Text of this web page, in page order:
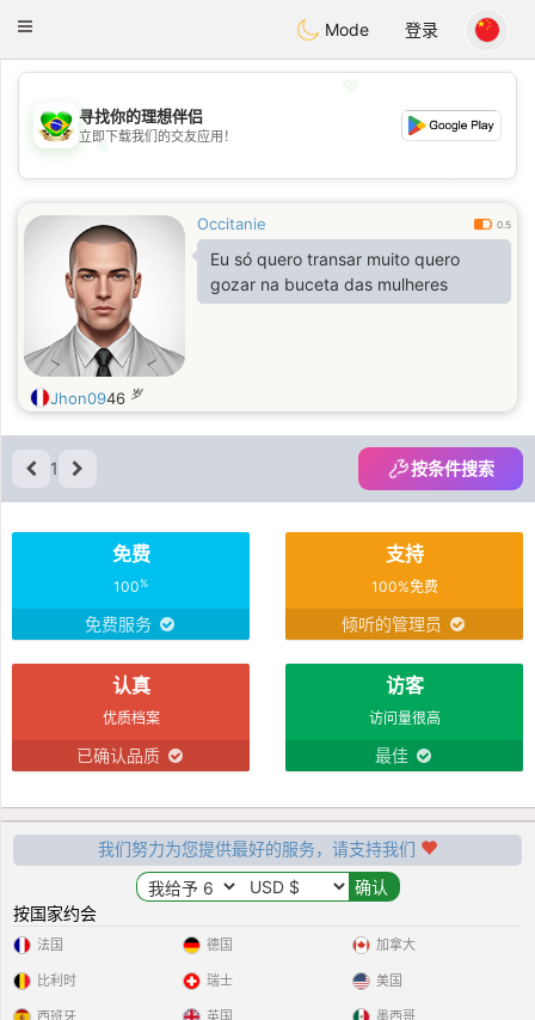
Conversar
Toggle
Mode 登录
💖
💕
寻找你的理想伴侣
立即下载我们的交友应用！
Occitanie 0.5
Eu só quero transar muito quero
gozar na buceta das mulheres
Jhon0946 岁
1 按条件搜索
免费
100%
免费服务
支持
100%免费
倾听的管理员
认真
优质档案
已确认品质
访客
访问量很高
最佳
我们努力为您提供最好的服务，请支持我们
按国家约会
法国
比利时
西班牙
德国
瑞士
英国
加拿大
美国
墨西哥